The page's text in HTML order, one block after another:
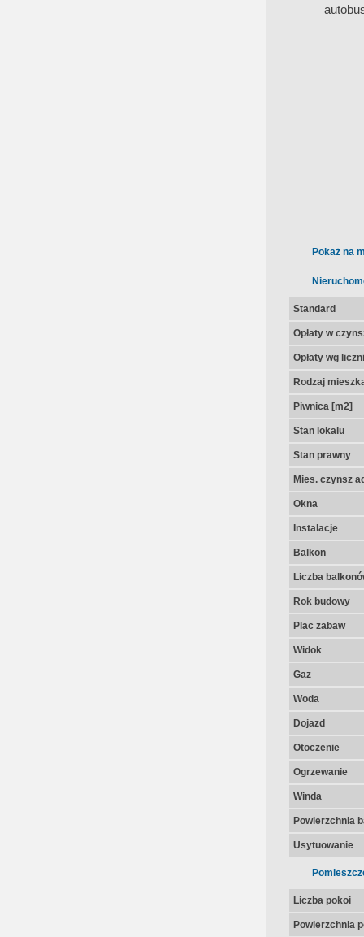
Pokaż na
Standard
Opłaty w
Opłaty wg
Rodzaj
Piwnica [m2]
Stan lokalu
Stan prawny
Mies. czynsz
Okna
Instalacje
Balkon
Liczba
Rok budowy
Plac zabaw
Widok
Gaz
Woda
Dojazd
Otoczenie
Ogrzewanie
Winda
Powierzchnia
Usytuowanie
Liczba pokoi
Powierzchnia